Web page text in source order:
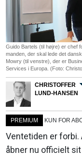
Guido Bartels (til højre) er chef
manden, der skal lede det
Mowry (til venstre), der er
Services i Europa. (Foto:
CHRISTOFFER
LUND-HANSEN
PREMIUM KUN FOR
Ventetiden er forbi.
åbner nu officielt